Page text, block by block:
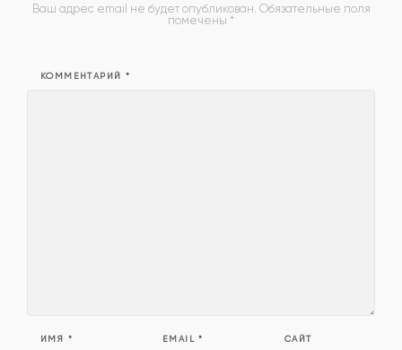
Ваш адрес email не будет опубликован. Обязательные поля
помечены *
КОММЕНТАРИЙ *
ИМЯ * EMAIL* САЙТ